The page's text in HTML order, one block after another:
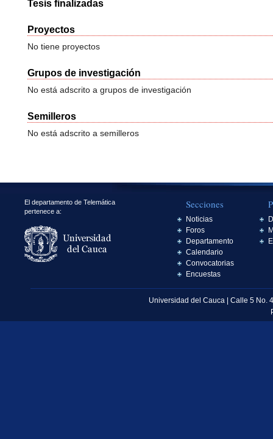
Tesis finalizadas
Proyectos
No tiene proyectos
Grupos de investigación
No está adscrito a grupos de investigación
Semilleros
No está adscrito a semilleros
El departamento de Telemática
pertenece a:
Secciones
Noticias
Foros
Departamento
Calendario
Convocatorias
Encuestas
Universidad del Cauca | Calle 5 No.